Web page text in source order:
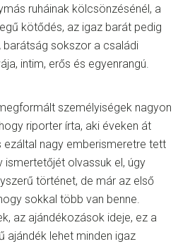
ruháinak kölcsönzésénél, a
kötődés, az igaz barát pedig
barátság sokszor a családi
intim, erős és egyenrangú.
személyiségek nagyon
riporter írta, aki éveken át
nagy emberismeretre tett
ismertetőjét olvassuk el, úgy
történet, de már az első
sokkal több van benne.
az ajándékozások ideje, ez a
ajándék lehet minden igaz